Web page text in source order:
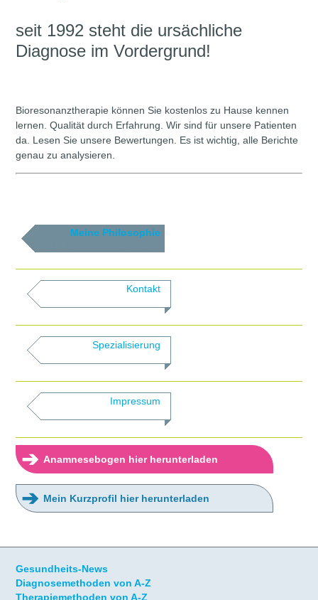
seit 1992 steht die ursächliche
Diagnose im Vordergrund!
Bioresonanztherapie können Sie kostenlos zu Hause kennen
lernen. Qualität durch Erfahrung. Wir sind für unsere Patienten
da. Lesen Sie unsere Bewertungen. Es ist wichtig, alle Berichte
genau zu analysieren.
Meine Philosophie
Kontakt
Spezialisierung
Impressum
➔ Anamnesebogen hier herunterladen
➔ Mein Kurzprofil hier herunterladen
Gesundheits-News
Diagnosemethoden von A-Z
Therapiemethoden von A-Z